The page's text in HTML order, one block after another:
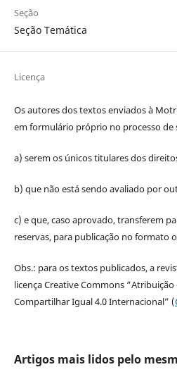
Seção
Seção Temática
Licença
Os autores dos textos enviados à
em formulário próprio no processo de
a) serem os únicos titulares dos
b) que não está sendo avaliado por
c) e que, caso aprovado, transferem
reservas, para publicação no formato
Obs.: para os textos publicados, a
licença Creative Commons “Atribuição
Compartilhar Igual 4.0 Internacional” (
Artigos mais lidos pelo